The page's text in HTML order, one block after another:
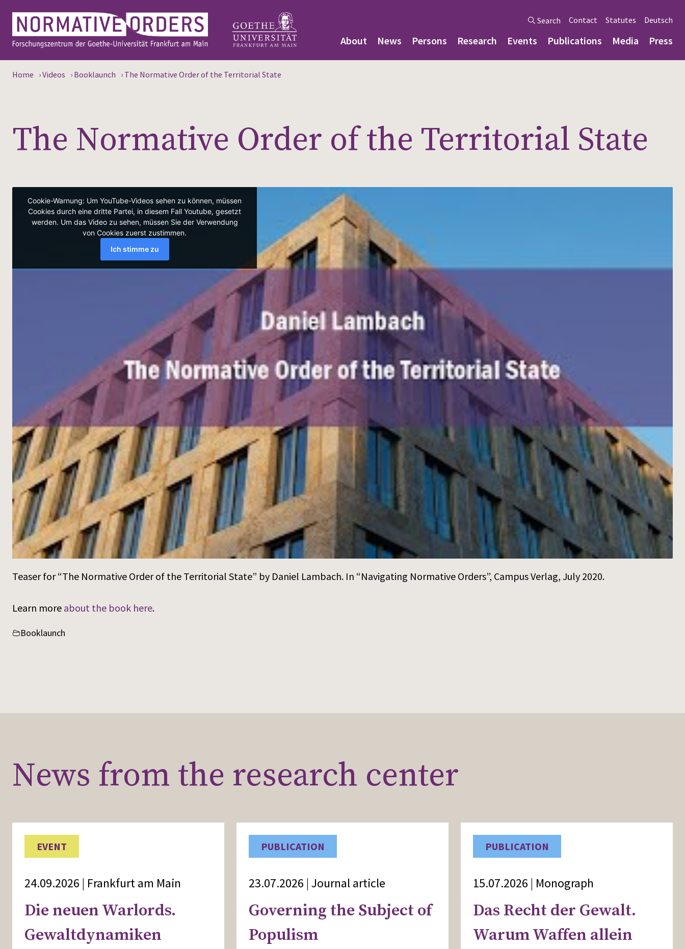
Search Contact Statutes Deutsch
About News Persons Research Events Publications Media Press
Home ›Videos › Booklaunch › The Normative Order of the Territorial State
The Normative Order of the Territorial State
Teaser for “The Normative Order of the Territorial State” by Daniel Lambach. In “Navigating Normative Orders”, Campus Verlag, July 2020.
Learn more about the book here.
Booklaunch
News from the research center
EVENT
24.09.2026 | Frankfurt am Main
Die neuen Warlords.
Gewaltdynamiken
PUBLICATION
23.07.2026 | Journal article
Governing the Subject of
Populism
PUBLICATION
15.07.2026 | Monograph
Das Recht der Gewalt.
Warum Waffen allein